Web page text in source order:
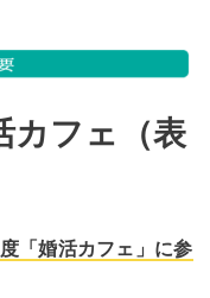
カフェ（表
「婚活カフェ」に参